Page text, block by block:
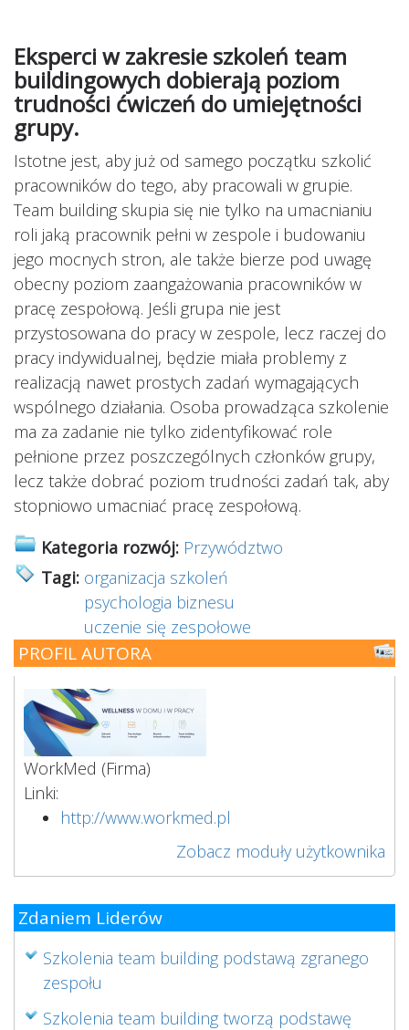
Eksperci w zakresie szkoleń team
buildingowych dobierają poziom
trudności ćwiczeń do umiejętności
grupy.
Istotne jest, aby już od samego początku szkolić
pracowników do tego, aby pracowali w grupie.
Team building skupia się nie tylko na umacnianiu
roli jaką pracownik pełni w zespole i budowaniu
jego mocnych stron, ale także bierze pod uwagę
obecny poziom zaangażowania pracowników w
pracę zespołową. Jeśli grupa nie jest
przystosowana do pracy w zespole, lecz raczej do
pracy indywidualnej, będzie miała problemy z
realizacją nawet prostych zadań wymagających
wspólnego działania. Osoba prowadząca szkolenie
ma za zadanie nie tylko zidentyfikować role
pełnione przez poszczególnych członków grupy,
lecz także dobrać poziom trudności zadań tak, aby
stopniowo umacniać pracę zespołową.
Kategoria rozwój: Przywództwo
Tagi: organizacja szkoleń
psychologia biznesu
uczenie się zespołowe
PROFIL AUTORA
WorkMed (Firma)
Linki:
http://www.workmed.pl
Zobacz moduły użytkownika
Zdaniem Liderów
Szkolenia team building podstawą zgranego
zespołu
Szkolenia team building tworzą podstawę